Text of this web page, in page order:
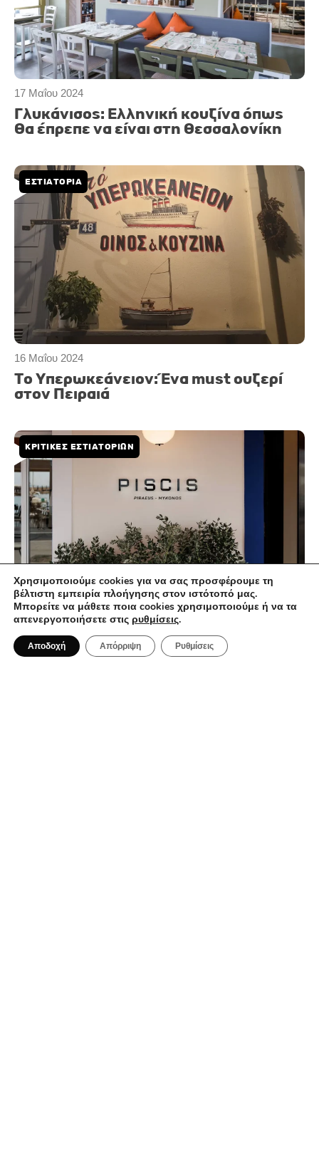
17 Μαΐου 2024
Γλυκάνισος: Ελληνική κουζίνα όπως
θα έπρεπε να είναι στη Θεσσαλονίκη
16 Μαΐου 2024
ΕΣΤΙΑΤΟΡΙΑ
Το Υπερωκεάνειον: Ένα must ουζερί
στον Πειραιά
11 Μαΐου 2024
ΚΡΙΤΙΚΈΣ ΕΣΤΙΑΤΟΡΊΩΝ
Piscis
Χρησιμοποιούμε cookies για να σας προσφέρουμε τη
βέλτιστη εμπειρία πλοήγησης στον ιστότοπό μας.
Μπορείτε να μάθετε ποια cookies χρησιμοποιούμε ή να τα
απενεργοποιήσετε στις ρυθμίσεις.
Αποδοχή Απόρριψη Ρυθμίσεις